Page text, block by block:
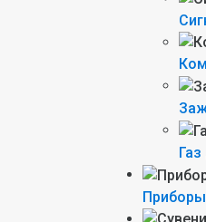
Приборы